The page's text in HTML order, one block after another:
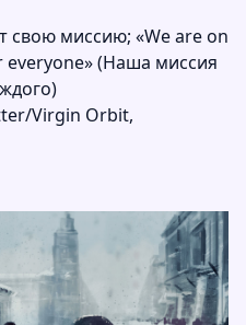
свою миссию; «We are on
(Наша миссия
Virgin Orbit,